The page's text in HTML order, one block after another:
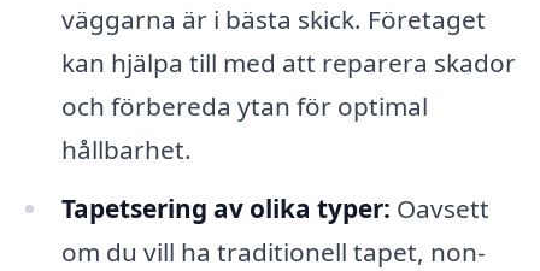
väggarna är i bästa skick. Företaget
kan hjälpa till med att reparera skador
och förbereda ytan för optimal
hållbarhet.
Tapetsering av olika typer: Oavsett
om du vill ha traditionell tapet, non-